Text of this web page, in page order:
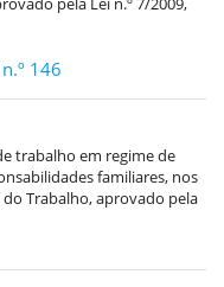
pela Lei n.º 7/2009,
146
trabalho em regime de
familiares, nos
Trabalho, aprovado pela